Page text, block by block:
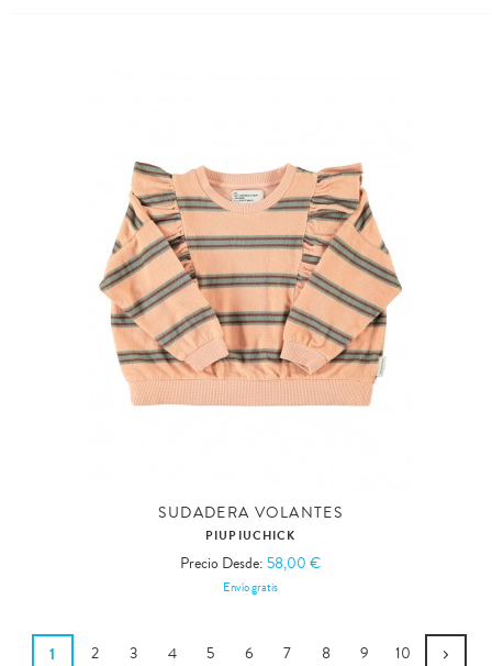
SUDADERA VOLANTES
PIUPIUCHICK
Precio Desde: 58,00 €
Envío gratis
1 2 3 4 5 6 7 8 9 10